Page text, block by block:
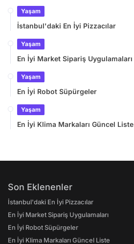
Yaşam
İstanbul'daki En İyi Pizzacılar
Yaşam
En İyi Market Sipariş Uygulamaları
Yaşam
En İyi Robot Süpürgeler
Yaşam
En İyi Klima Markaları Güncel Liste
Son Eklenenler
İstanbul'daki En İyi Pizzacılar
En İyi Market Sipariş Uygulamaları
En İyi Robot Süpürgeler
En İyi Klima Markaları Güncel Liste